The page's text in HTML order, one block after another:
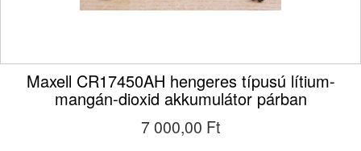
Maxell CR17450AH hengeres típusú lítium-
mangán-dioxid akkumulátor párban
7 000,00 Ft‎